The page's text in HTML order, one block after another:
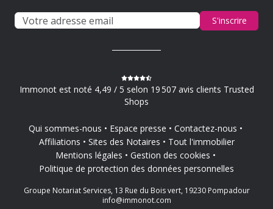
S'inscrire
Immonot est noté 4,49 / 5 selon 19 507 avis clients Trusted
Shops
Qui sommes-nous Espace presse
Contactez-nous
Affiliations
Sites des Notaires
Tout l'immobilier
Mentions légales
Gestion des cookies
Politique de protection des données personnelles
Groupe Notariat Services, 13 Rue du Bois vert, 19230 Pompadour
info@immonot.com